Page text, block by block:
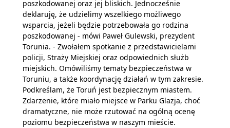
poszkodowanej oraz jej bliskich. Jednocześnie
deklaruję, że udzielimy wszelkiego możliwego
wsparcia, jeżeli będzie potrzebowała go rodzina
poszkodowanej - mówi Paweł Gulewski, prezydent
Torunia. - Zwołałem spotkanie z przedstawicielami
policji, Straży Miejskiej oraz odpowiednich służb
miejskich. Omówiliśmy tematy bezpieczeństwa w
Toruniu, a także koordynację działań w tym zakresie.
Podkreślam, że Toruń jest bezpiecznym miastem.
Zdarzenie, które miało miejsce w Parku Glazja, choć
dramatyczne, nie może rzutować na ogólną ocenę
poziomu bezpieczeństwa w naszym mieście.